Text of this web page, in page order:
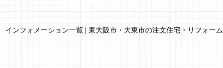
インフォメーション一覧 | 東大阪市・大東市の注文住宅・リフォー